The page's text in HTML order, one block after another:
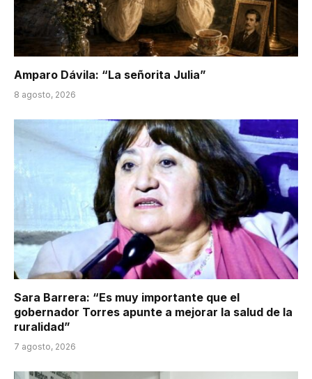
Amparo Dávila: “La señorita Julia”
8 agosto, 2026
Sara Barrera: “Es muy importante que el
gobernador Torres apunte a mejorar la salud de la
ruralidad”
7 agosto, 2026